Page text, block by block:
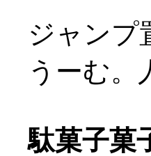
ジャンプ
うーむ。
駄菓子菓